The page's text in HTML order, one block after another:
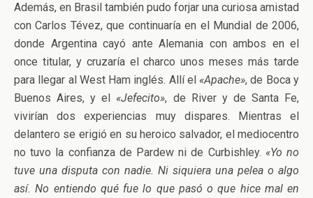
Además, en Brasil también pudo forjar una curiosa amistad
con Carlos Tévez, que continuaría en el Mundial de 2006,
donde Argentina cayó ante Alemania con ambos en el
once titular, y cruzaría el charco unos meses más tarde
para llegar al West Ham inglés. Allí el «Apache», de Boca y
Buenos Aires, y el «Jefecito», de River y de Santa Fe,
vivirían dos experiencias muy dispares. Mientras el
delantero se erigió en su heroico salvador, el mediocentro
no tuvo la confianza de Pardew ni de Curbishley. «Yo no
tuve una disputa con nadie. Ni siquiera una pelea o algo
así. No entiendo qué fue lo que pasó o que hice mal en